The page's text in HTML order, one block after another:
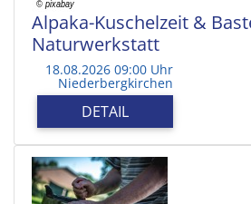
Alpaka-Kuschelzeit &
Naturwerkstatt
18.08.2026 09:00 Uhr
Niederbergkirchen
DETAIL